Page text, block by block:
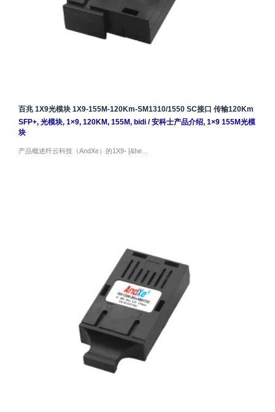
百兆 1X9光模块 1X9-155M-120Km-SM1310/1550 SC接口 传输120Km
SFP+, 光模块, 1×9, 120KM, 155M, bidi/安科士产品介绍, 1×9 155M光模
块
产品概述纤云科技（AndXe）的1X9- [&he…